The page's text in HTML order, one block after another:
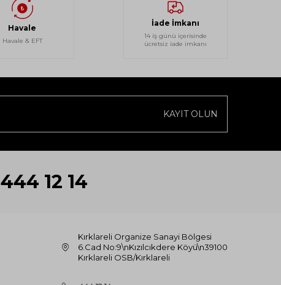
Havale
Havale & EFT
İade İmkanı
14 iş günü içerisinde
ücretsiz iade imkanı
KAYIT OLUN
444 12 14
Kırklareli Organize Sanayi Bölgesi
6.Cad No:9\nKızılcıkdere Köyü\n39100
Kırklareli OSB/Kırklareli